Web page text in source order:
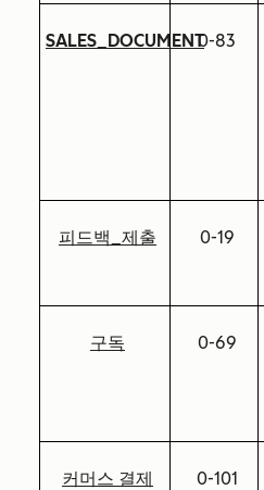
SALES_DOCUMENT0-83
피드백_제출 0-19
구독 0-69
커머스 결제 0-101